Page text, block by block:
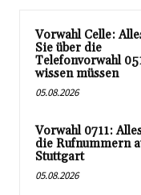
Vorwahl Celle:
Sie über die
Telefonvorwahl
wissen müssen
05.08.2026
Vorwahl 0711:
die Rufnummern
Stuttgart
05.08.2026